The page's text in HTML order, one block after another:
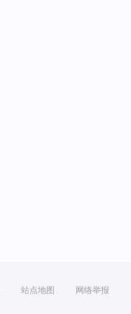
站点地图 网络举报